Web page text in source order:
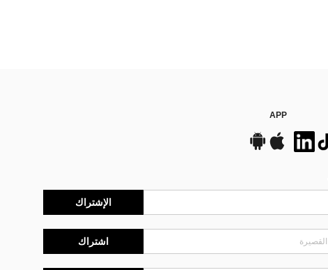
APP
الإشتراك
اشتراك